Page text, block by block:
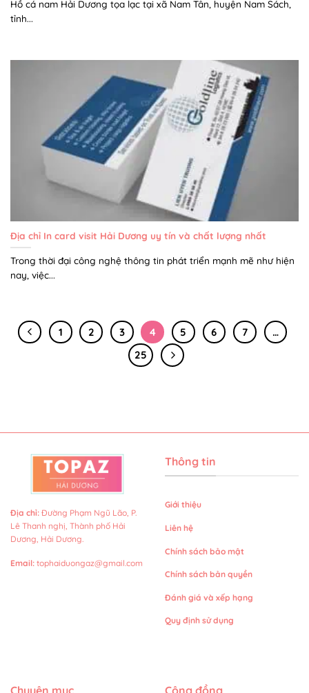
Hồ cá nam Hải Dương tọa lạc tại xã Nam Tân, huyện Nam Sách,
tỉnh...
Địa chỉ In card visit Hải Dương uy tín và chất lượng nhất
Trong thời đại công nghệ thông tin phát triển mạnh mẽ như hiện
nay, việc...
1 2 3 4 5 6 7
…
25
Địa chỉ: Đường Phạm Ngũ Lão, P.
Lê Thanh nghị, Thành phố Hải
Dương, Hải Dương.
Email: tophaiduongaz@gmail.com
Thông tin
Giới thiệu
Liên hệ
Chính sách bảo mật
Chính sách bản quyền
Đánh giá và xếp hạng
Quy định sử dụng
Chuyên mục Cộng đồng